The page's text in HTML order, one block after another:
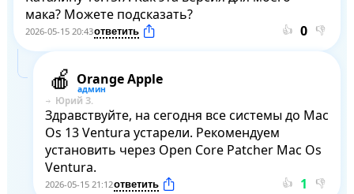
мака? Можете подсказать?
2026-05-15 20:43 👍 👎
Orange Apple
Юрий З.
Здравствуйте, на сегодня все системы до Mac
Os 13 Ventura устарели. Рекомендуем
установить через Open Core Patcher Mac Os
Ventura.
2026-05-15 21:12 👍 👎